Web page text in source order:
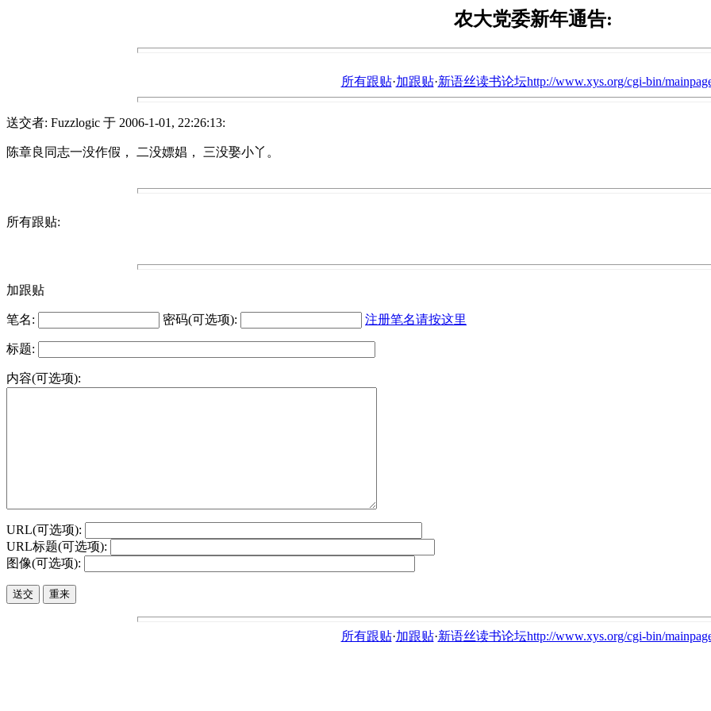
农大党委新年通告:
所有跟贴·加跟贴·新语丝读书论坛http://www.xys.org/cgi-bin/
送交者: Fuzzlogic 于 2006-1-01, 22:26:13:
陈章良同志一没作假， 二没嫖娼， 三没娶小丫。
所有跟贴:
加跟贴
笔名: 密码(可选项): 注册笔名请按这里
标题:
内容(可选项):
URL(可选项):
URL标题(可选项):
图像(可选项):
所有跟贴·加跟贴·新语丝读书论坛http://www.xys.org/cgi-bin/